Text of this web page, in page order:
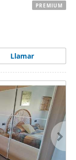
Llamar
PREMIUM